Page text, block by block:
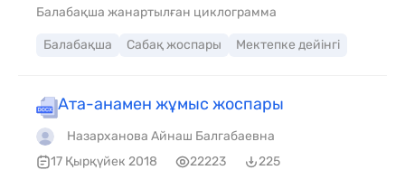
Балабақша жанартылған циклограмма
Балабақша Сабақ жоспары Мектепке дейінгі
Ата-анамен жұмыс жоспары
Назарханова Айнаш Балгабаевна
17 Қырқүйек 2018
22223
225